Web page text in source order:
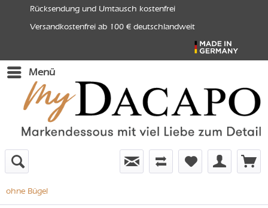
Rücksendung und Umtausch kostenfrei
Versandkostenfrei ab 100 € deutschlandweit
Menü
ohne Bügel